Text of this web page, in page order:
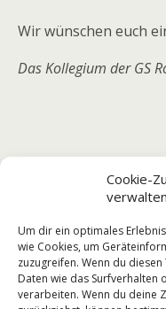
Cookie-
verwalten
Um dir ein optimales
wie Cookies, um
zuzugreifen. Wenn du
Daten wie das Surfverhalten
verarbeiten. Wenn du deine
Wir wünschen euch
Das Kollegium der GS
Vorheriger Beitrag
Neue Unterrichts- Und